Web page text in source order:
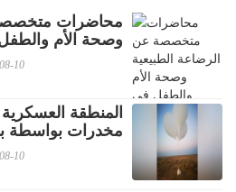
محاضرات
وصحة الأم
10
المنطقة
مخدرات بواسطة
10